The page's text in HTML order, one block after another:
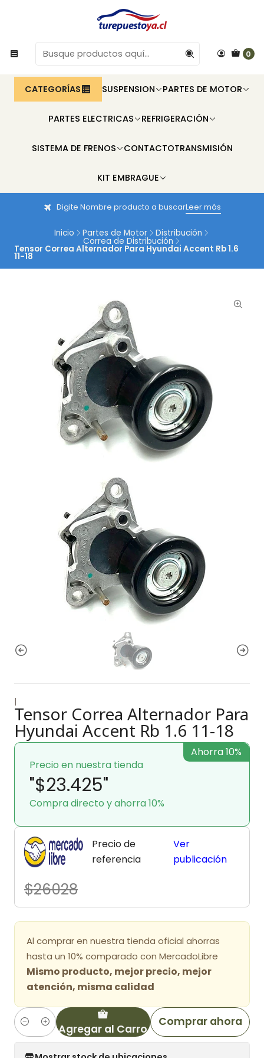
0
CATEGORÍAS SUSPENSION PARTES DE MOTOR
PARTES ELECTRICAS REFRIGERACIÓN
SISTEMA DE FRENOS CONTACTOTRANSMISIÓN
KIT EMBRAGUE
Digite Nombre producto a buscarLeer más
Inicio Partes de Motor Distribución
Correa de Distribución
Tensor Correa Alternador Para Hyundai Accent Rb 1.6
11-18
|
Tensor Correa Alternador Para
Hyundai Accent Rb 1.6 11-18
Precio en nuestra tienda
"$23.425"
Compra directo y ahorra 10%
Ahorra 10%
Precio de
referencia
$26028
Ver
publicación
Al comprar en nuestra tienda oficial ahorras
hasta un 10% comparado con MercadoLibre
Mismo producto, mejor precio, mejor
atención, misma calidad
Cantidad Agregar al Carro
Comprar ahora